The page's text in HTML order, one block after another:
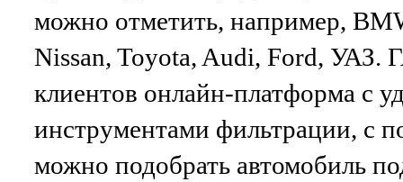
можно отметить, например,
Nissan, Toyota, Audi, Ford, УАЗ.
клиентов онлайн-платформа с
инструментами фильтрации, с
можно подобрать автомобиль